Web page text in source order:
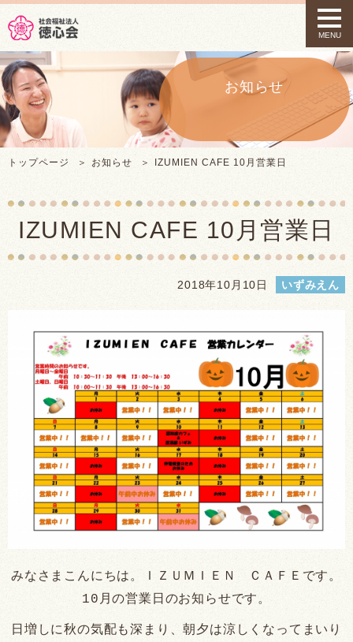
t
o
g
a
i
MENU
お知らせ
トップページ お知らせ IZUMIEN CAFE 10月営業日
IZUMIEN CAFE 10月営業日
2018年10月10日 いずみえん
みなさまこんにちは。ＩＺＵＭＩＥＮ ＣＡＦＥです。
10月の営業日のお知らせです。
日増しに秋の気配も深まり、朝夕は涼しくなってまいり